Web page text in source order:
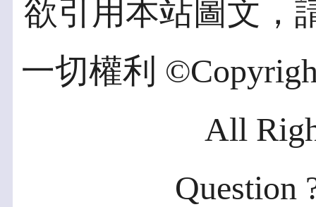
欲引用本站圖文，
一切權利
All
Question